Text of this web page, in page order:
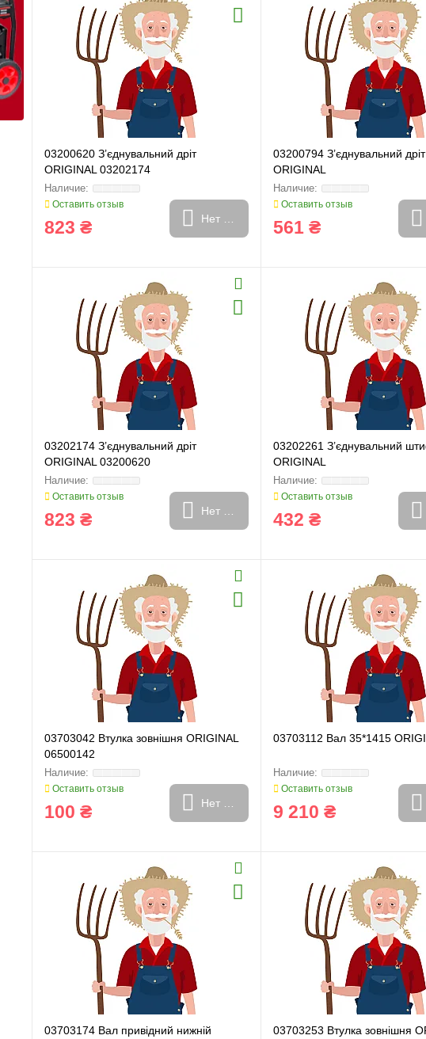
03200620 З’єднувальний дріт
ORIGINAL 03202174
Оставить отзыв
823 ₴ Нет в наличии
03200794 З’єднувальний дріт
ORIGINAL
Оставить отзыв
561 ₴
03202174 З’єднувальний дріт
ORIGINAL 03200620
Оставить отзыв
823 ₴ Нет в наличии
03202261 З’єднувальний
ORIGINAL
Оставить отзыв
432 ₴
03703042 Втулка зовнішня ORIGINAL
06500142
Оставить отзыв
100 ₴ Нет в наличии
03703112 Вал 35*1415
Оставить отзыв
9 210 ₴
03703174 Вал привідний нижній
03703253 Втулка зовнішня